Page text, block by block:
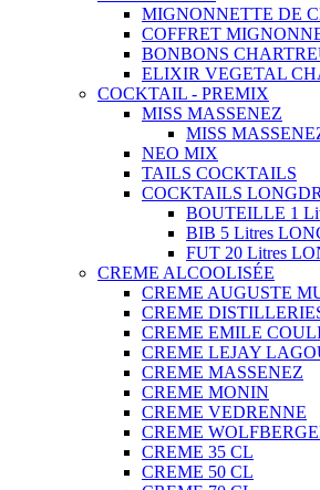
MIGNONNETTE DE
COFFRET
BONBONS
ELIXIR VEGETAL
COCKTAIL - PREMIX
MISS MASSENEZ
MISS
NEO MIX
TAILS COCKTAILS
COCKTAILS
BOUTEILLE 1
BIB 5 Litres
FUT 20 Litres
CREME ALCOOLISÉE
CREME AUGUSTE
CREME
CREME EMILE
CREME LEJAY
CREME MASSENEZ
CREME MONIN
CREME VEDRENNE
CREME
CREME 35 CL
CREME 50 CL